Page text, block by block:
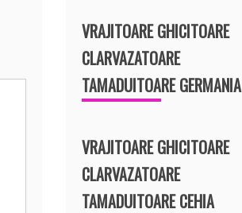
VRAJITOARE GHICITOARE
CLARVAZATOARE
TAMADUITOARE GERMANIA
VRAJITOARE GHICITOARE
CLARVAZATOARE
TAMADUITOARE CEHIA